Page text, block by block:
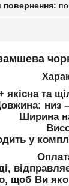
та
низ
Ширина
у
щоб Ви